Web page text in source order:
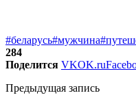
#беларусь#мужчина
284
Поделится VKOK.ru
Предыдущая запись